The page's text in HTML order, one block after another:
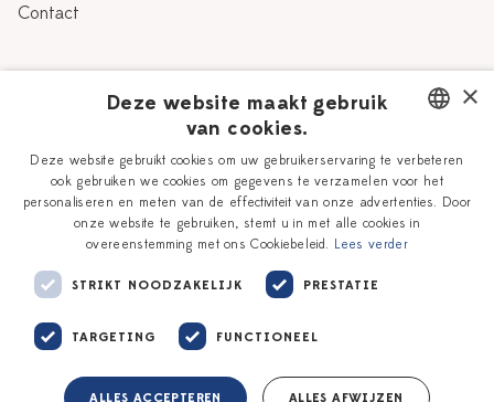
Contact
Verhaal
Onze plateelschilders
Delfts Blauw
Workshops
Vacatures
Zakelijk
DUTCH
ENGLISH
×
Deze website maakt gebruik
van cookies.
Deze website gebruikt cookies om uw gebruikerservaring te verbeteren
ook gebruiken we cookies om gegevens te verzamelen voor het
personaliseren en meten van de effectiviteit van onze advertenties. Door
onze website te gebruiken, stemt u in met alle cookies in
overeenstemming met ons Cookiebeleid. Lees verder
STRIKT NOODZAKELIJK PRESTATIE
TARGETING FUNCTIONEEL
ALLES ACCEPTEREN ALLES AFWIJZEN